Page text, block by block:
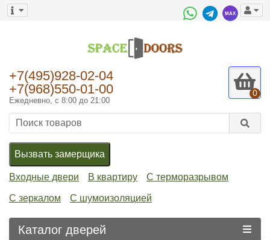
+7(495)928-02-04
+7(968)550-01-00
Ежедневно, с 8:00 до 21:00
0
Вызвать замерщика
Входные двери В квартиру С терморазрывом
С зеркалом С шумоизоляцией
Каталог дверей